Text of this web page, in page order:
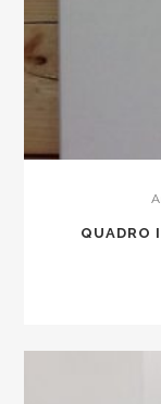
QUADRO